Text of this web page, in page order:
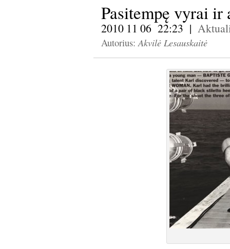
Pasitempę vyrai ir
2010 11 06 22:23 |
Autorius:Akvilė Lesauskaitė